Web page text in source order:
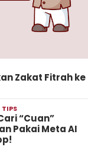
Zakat Fitrah ke
TIPS
“Cuan”
Pakai Meta AI